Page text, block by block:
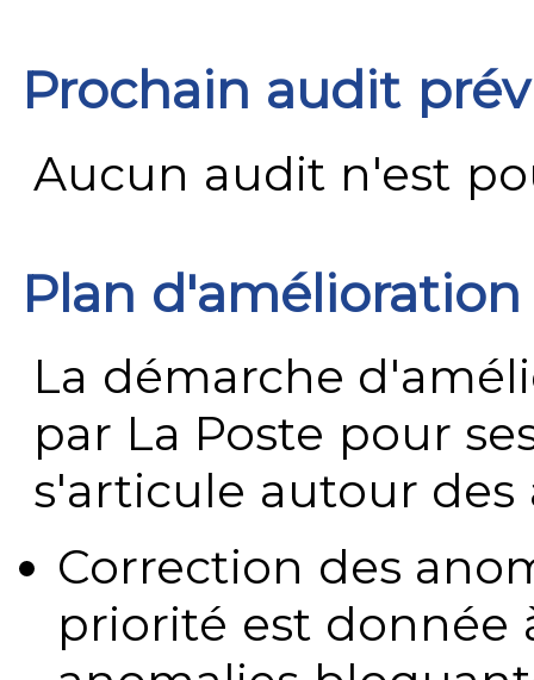
Prochain audit
Aucun audit n'est
Plan
La démarche
par La Poste pour
s'articule autour des
Correction des
priorité est donnée